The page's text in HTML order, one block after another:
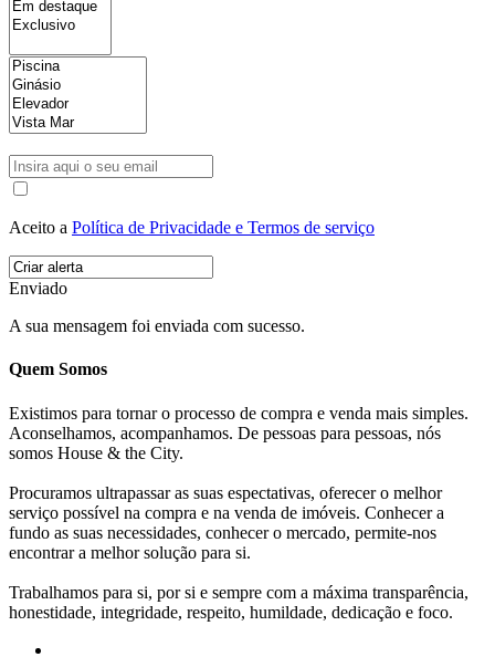
Aceito a Política de Privacidade e Termos de serviço
Enviado
A sua mensagem foi enviada com sucesso.
Quem Somos
Existimos para tornar o processo de compra e venda mais simples.
Aconselhamos, acompanhamos. De pessoas para pessoas, nós
somos House & the City.
Procuramos ultrapassar as suas espectativas, oferecer o melhor
serviço possível na compra e na venda de imóveis. Conhecer a
fundo as suas necessidades, conhecer o mercado, permite-nos
encontrar a melhor solução para si.
Trabalhamos para si, por si e sempre com a máxima transparência,
honestidade, integridade, respeito, humildade, dedicação e foco.